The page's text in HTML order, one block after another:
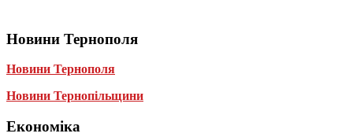
Новини Тернополя
Новини Тернополя
Новини Тернопільщини
Економіка